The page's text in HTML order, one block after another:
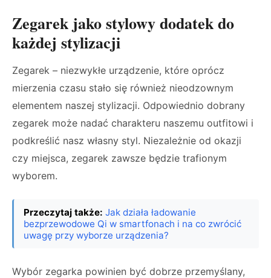
Zegarek jako stylowy dodatek do
każdej stylizacji
Zegarek – niezwykłe urządzenie, które oprócz
mierzenia czasu stało się również nieodzownym
elementem naszej stylizacji. Odpowiednio dobrany
zegarek może nadać charakteru naszemu outfitowi i
podkreślić nasz własny styl. Niezależnie od okazji
czy miejsca, zegarek zawsze będzie trafionym
wyborem.
Przeczytaj także: Jak działa ładowanie
bezprzewodowe Qi w smartfonach i na co zwrócić
uwagę przy wyborze urządzenia?
Wybór zegarka powinien być dobrze przemyślany,